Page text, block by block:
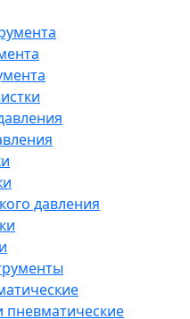
давления
пневматические